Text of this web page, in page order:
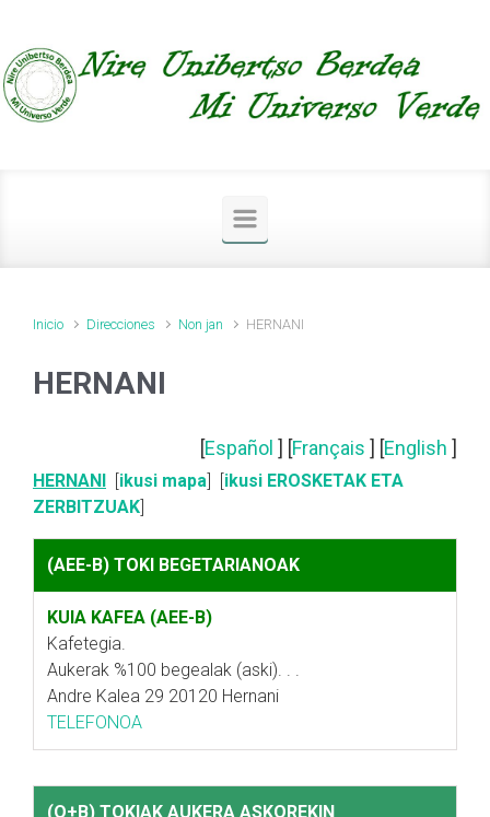
Inicio Direcciones Non jan HERNANI
HERNANI
[Español ] [Français ] [English ]
HERNANI [ikusi mapa] [ikusi EROSKETAK ETA
ZERBITZUAK]
(AEE-B) TOKI BEGETARIANOAK
KUIA KAFEA (AEE-B)
Kafetegia.
Aukerak %100 begealak (aski). . .
Andre Kalea 29 20120 Hernani
TELEFONOA
(O+B) TOKIAK AUKERA ASKOREKIN